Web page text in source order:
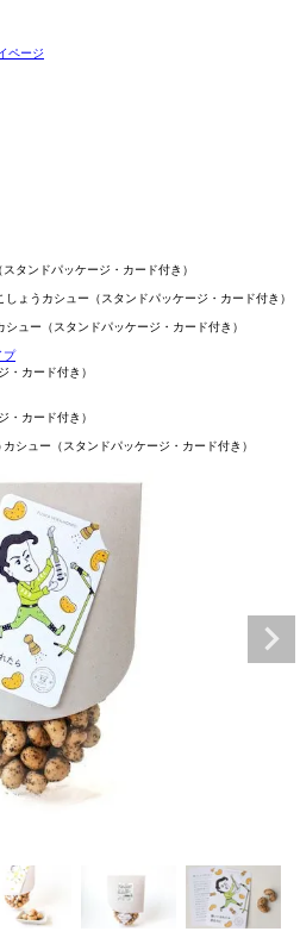
ページ
タンドパッケージ・カード付き）
しょうカシュー（スタンドパッケージ・カード付き）
シュー（スタンドパッケージ・カード付き）
プ
・カード付き）
・カード付き）
シュー（スタンドパッケージ・カード付き）